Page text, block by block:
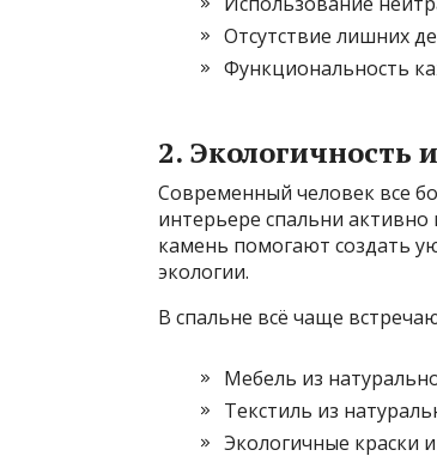
Отсутствие лишних
Функциональность
2. Экологичность
Современный человек все
интерьере спальни
камень помогают создать
экологии.
В спальне всё чаще
Мебель из
Текстиль из
Экологичные краски